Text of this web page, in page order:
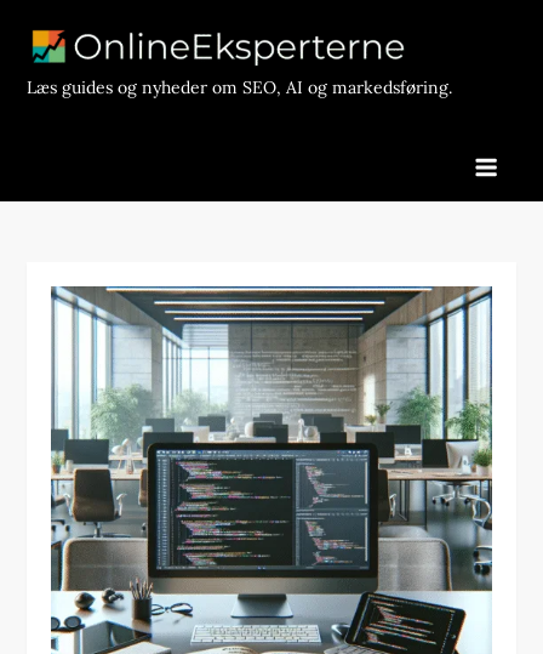
contentLæs guides og nyheder om SEO, AI og markedsføring.